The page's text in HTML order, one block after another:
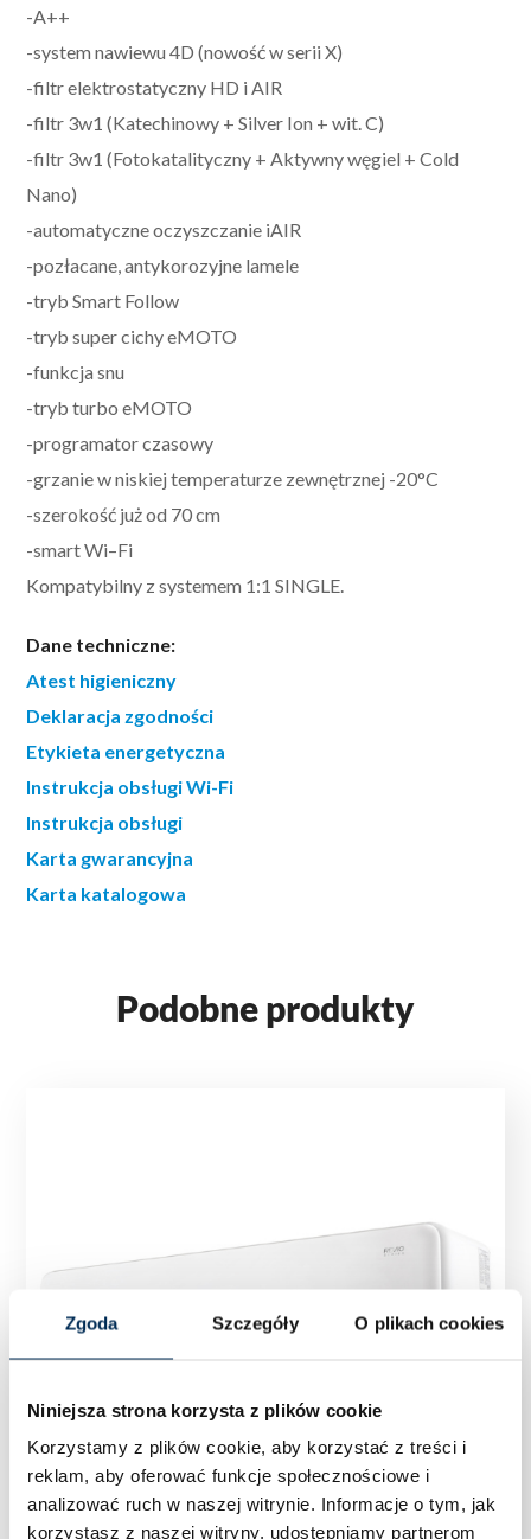
Zgoda Szczegóły O plikach cookies
Niniejsza strona korzysta z plików cookie
Korzystamy z plików cookie, aby korzystać z treści i
reklam, aby oferować funkcje społecznościowe i
analizować ruch w naszej witrynie. Informacje o tym, jak
korzystasz z naszej witryny, udostępniamy partnerom
-A++
-system nawiewu 4D (nowość w serii X)
-filtr elektrostatyczny HD i AIR
-filtr 3w1 (Katechinowy + Silver Ion + wit. C)
-filtr 3w1 (Fotokatalityczny + Aktywny węgiel + Cold
Nano)
-automatyczne oczyszczanie iAIR
-pozłacane, antykorozyjne lamele
-tryb Smart Follow
-tryb super cichy eMOTO
-funkcja snu
-tryb turbo eMOTO
-programator czasowy
-grzanie w niskiej temperaturze zewnętrznej -20°C
-szerokość już od 70 cm
-smart Wi–Fi
Kompatybilny z systemem 1:1 SINGLE.
Dane techniczne:
Atest higieniczny
Deklaracja zgodności
Etykieta energetyczna
Instrukcja obsługi Wi-Fi
Instrukcja obsługi
Karta gwarancyjna
Karta katalogowa
Podobne produkty